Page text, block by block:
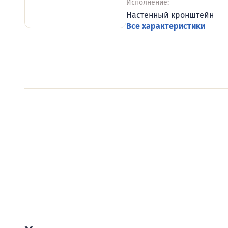
Исполнение:
Настенный кронштейн
Все характеристики